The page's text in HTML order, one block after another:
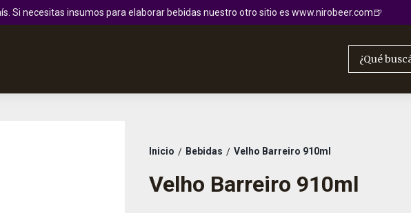
Si necesitas insumos para elaborar bebidas nuestro otro sitio es www.nirobeer.com🍺
Inicio / Bebidas / Velho Barreiro 910ml
Velho Barreiro 910ml